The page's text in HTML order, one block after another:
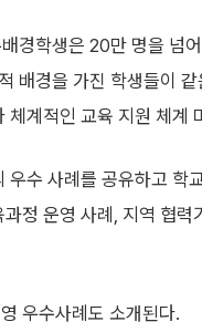
경학생은 20만 명을 넘
배경을 가진 학생들이 같
계적인 교육 지원 체계
수 사례를 공유하고 학
정 운영 사례, 지역 협
우수사례도 소개된다.